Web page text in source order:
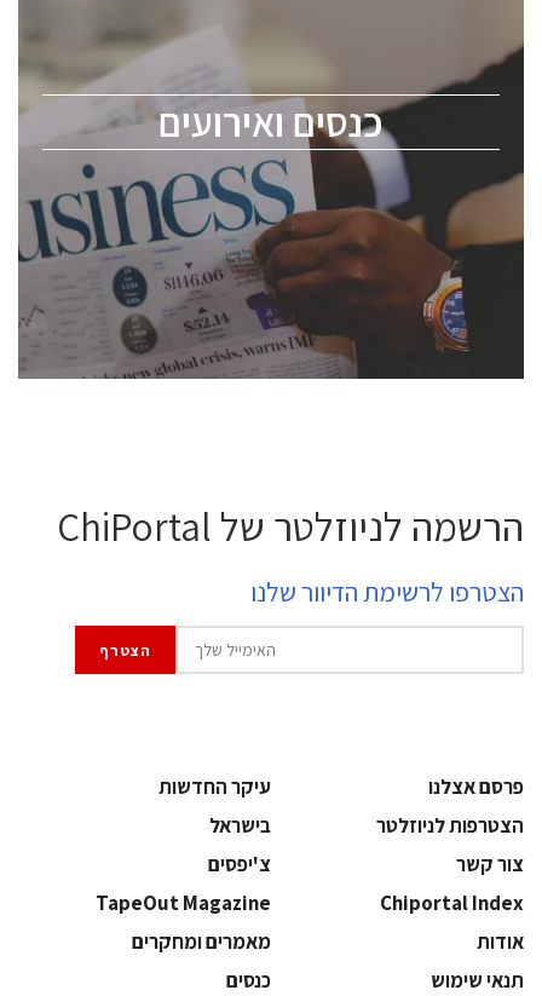
כנסים ואירועים
לכל העוסקים בתעשיית הסמיקונדקטור כולל מהנדסים,
ChipEx2026 will be held on May 12-13, 2026. The
conference is intended for everyone involved in the
semiconductor industry, including engineers,
professional experts, and senior executives.
לחץ לפרטים
הרשמה לניוזלטר של ChiPortal
הצטרפו לרשימת הדיוור שלנו
פרסם אצלנו
עיקר החדשות
הצטרפות לניוזלטר
בישראל
צור קשר
צ'יפסים
Chiportal Index
TapeOut Magazine
אודות
מאמרים ומחקרים
תנאי שימוש
כנסים